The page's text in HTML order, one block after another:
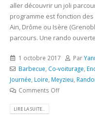
aller découvrir un joli
programme est fonction
Ain, Drôme ou Isère
parcours. Une rando
1 octobre 2017 Par
Barbecue Co-voiturage
Journée Loire Meyzieu
Comments Off
LIRE LA SUITE...